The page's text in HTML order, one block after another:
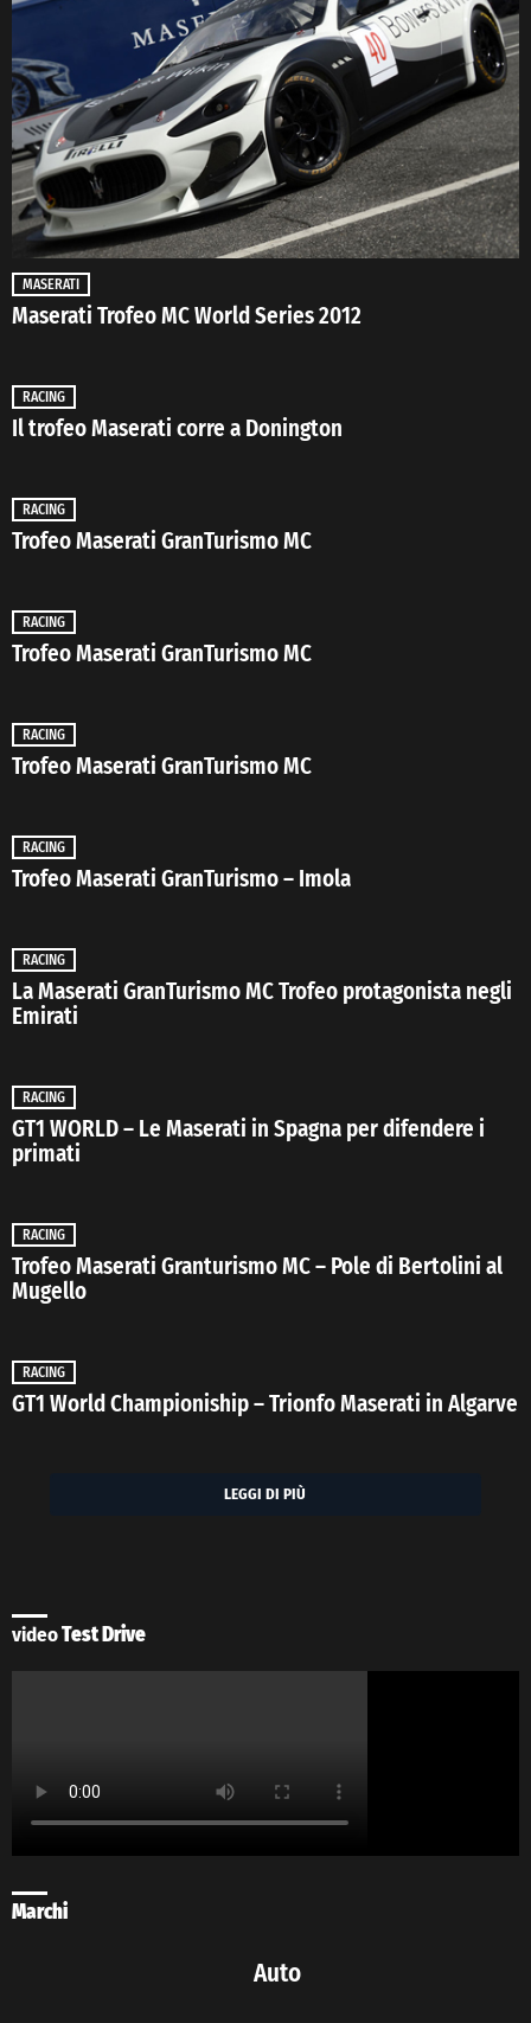
MASERATI
Maserati Trofeo MC World Series 2012
RACING
Il trofeo Maserati corre a Donington
RACING
Trofeo Maserati GranTurismo MC
RACING
Trofeo Maserati GranTurismo MC
RACING
Trofeo Maserati GranTurismo MC
RACING
Trofeo Maserati GranTurismo – Imola
RACING
La Maserati GranTurismo MC Trofeo protagonista negli
Emirati
RACING
GT1 WORLD – Le Maserati in Spagna per difendere i
primati
RACING
Trofeo Maserati Granturismo MC – Pole di Bertolini al
Mugello
RACING
GT1 World Championiship – Trionfo Maserati in Algarve
LEGGI DI PIÙ
videoTest Drive
Marchi
Auto